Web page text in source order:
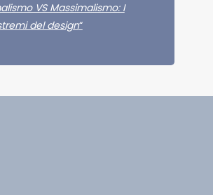
VS Massimalismo: I
del design“